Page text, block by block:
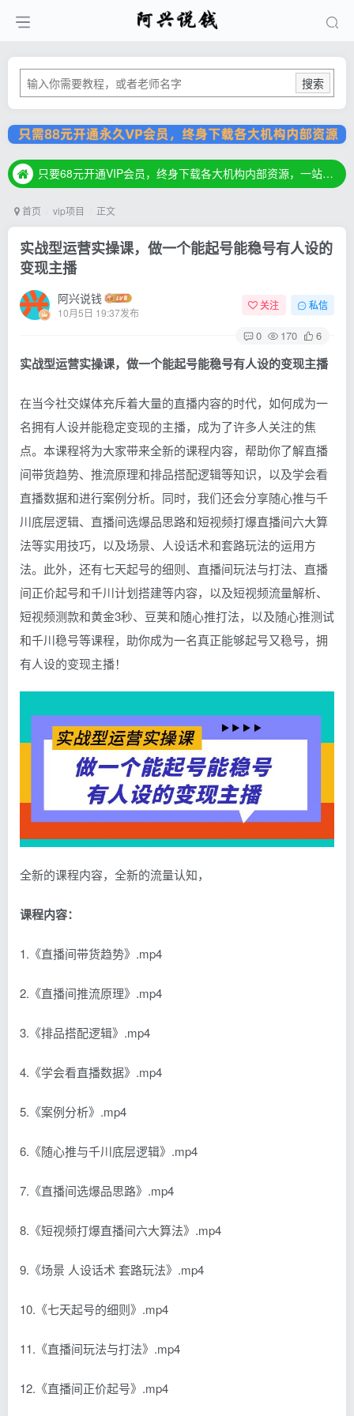
搜索
只要68元开通VIP会员，终身下载各大机构内部资源，一站式草根创业基地，最新最强网赚教程大全，小投入，大回报！
只要68元开通VIP会员，终身下载各大机构内部资源，一站式草根创业基地，最新最强网赚教程大全，小投入，大回报！
首页 vip项目 正文
实战型运营实操课，做一个能起号能稳号有人设的
变现主播
阿兴说钱
10月5日 19:37发布
关注 私信
0 170 6
实战型运营实操课，做一个能起号能稳号有人设的变现主播
在当今社交媒体充斥着大量的直播内容的时代，如何成为一
名拥有人设并能稳定变现的主播，成为了许多人关注的焦
点。本课程将为大家带来全新的课程内容，帮助你了解直播
间带货趋势、推流原理和排品搭配逻辑等知识，以及学会看
直播数据和进行案例分析。同时，我们还会分享随心推与千
川底层逻辑、直播间选爆品思路和短视频打爆直播间六大算
法等实用技巧，以及场景、人设话术和套路玩法的运用方
法。此外，还有七天起号的细则、直播间玩法与打法、直播
间正价起号和千川计划搭建等内容，以及短视频流量解析、
短视频测款和黄金3秒、豆荚和随心推打法，以及随心推测试
和千川稳号等课程，助你成为一名真正能够起号又稳号，拥
有人设的变现主播！
全新的课程内容，全新的流量认知，
课程内容：
1.《直播间带货趋势》.mp4
2.《直播间推流原理》.mp4
3.《排品搭配逻辑》.mp4
4.《学会看直播数据》.mp4
5.《案例分析》.mp4
6.《随心推与千川底层逻辑》.mp4
7.《直播间选爆品思路》.mp4
8.《短视频打爆直播间六大算法》.mp4
9.《场景 人设话术 套路玩法》.mp4
10.《七天起号的细则》.mp4
11.《直播间玩法与打法》.mp4
12.《直播间正价起号》.mp4